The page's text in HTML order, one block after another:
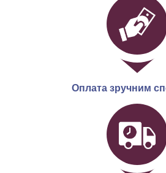
Оплата зручним